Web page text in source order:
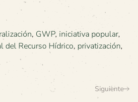
, GWP, iniciativa popular,
del Recurso Hídrico, privatización,
Siguiente